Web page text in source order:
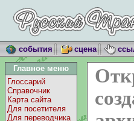
события сцена
Главное меню
Глоссарий
Справочник
Карта сайта
Для посетителя
Для переводчика